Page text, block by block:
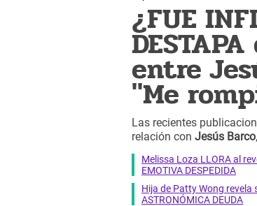
¿FUE
entre
"Me
Las recientes
relación con Jesús Barco
Melissa Loza LLORA al
EMOTIVA DESPEDIDA
Hija de Patty Wong revela
ASTRONÓMICA DEUDA